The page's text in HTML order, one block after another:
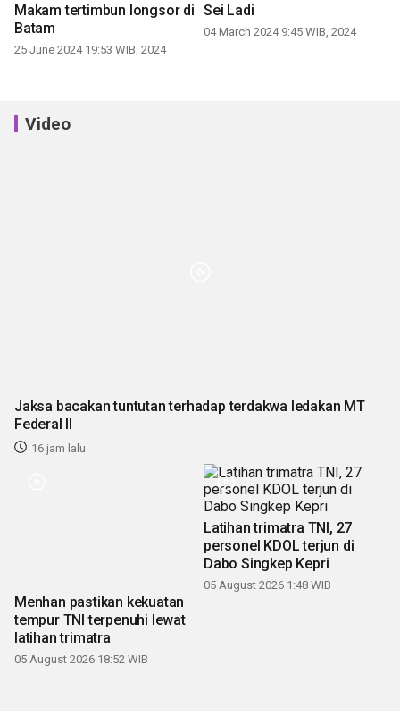
Makam tertimbun longsor di
Batam
25 June 2024 19:53 WIB, 2024
Sei Ladi
04 March 2024 9:45 WIB, 2024
Video
Jaksa bacakan tuntutan terhadap terdakwa ledakan MT
Federal II
16 jam lalu
Menhan pastikan kekuatan
tempur TNI terpenuhi lewat
latihan trimatra
05 August 2026 18:52 WIB